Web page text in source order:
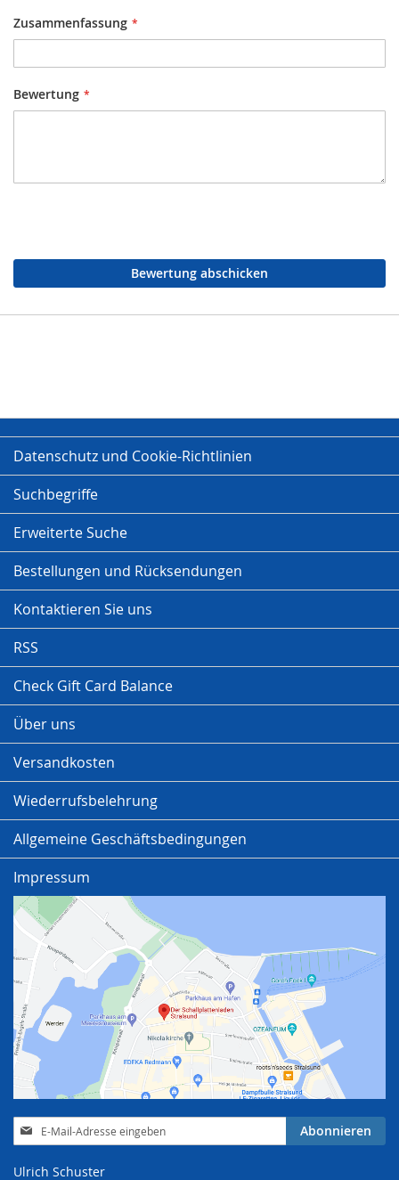
Zusammenfassung
Bewertung
Bewertung abschicken
Datenschutz und Cookie-Richtlinien
Suchbegriffe
Erweiterte Suche
Bestellungen und Rücksendungen
Kontaktieren Sie uns
RSS
Check Gift Card Balance
Über uns
Versandkosten
Wiederrufsbelehrung
Allgemeine Geschäftsbedingungen
Impressum
Anmeldung
zum
Abonnieren
Ulrich Schuster